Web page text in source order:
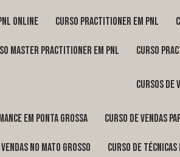
online curso practitioner em pnl
master practitioner em pnl curso
cursos de
em Ponta Grossa curso de vendas
no Mato Grosso curso de